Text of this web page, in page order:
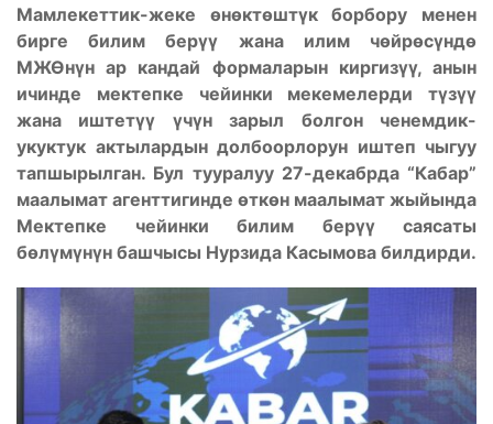
Мамлекеттик-жеке өнөктөштүк борбору менен
бирге билим берүү жана илим чөйрөсүндө
МЖӨнүн ар кандай формаларын киргизүү, анын
ичинде мектепке чейинки мекемелерди түзүү
жана иштетүү үчүн зарыл болгон ченемдик-
укуктук актылардын долбоорлорун иштеп чыгуу
тапшырылган. Бул тууралуу 27-декабрда “Кабар”
маалымат агенттигинде өткөн маалымат жыйында
Мектепке чейинки билим берүү саясаты
бөлүмүнүн башчысы Нурзида Касымова билдирди.